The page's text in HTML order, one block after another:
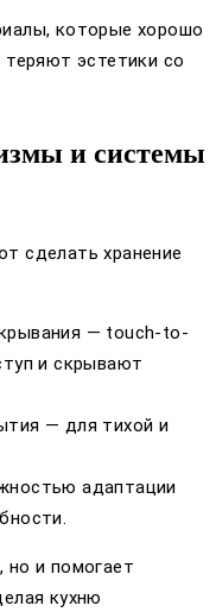
которые хорошо
эстетики со
и системы
сделать хранение
— touch-to-
и скрывают
— для тихой и
адаптации
и помогает
кухню